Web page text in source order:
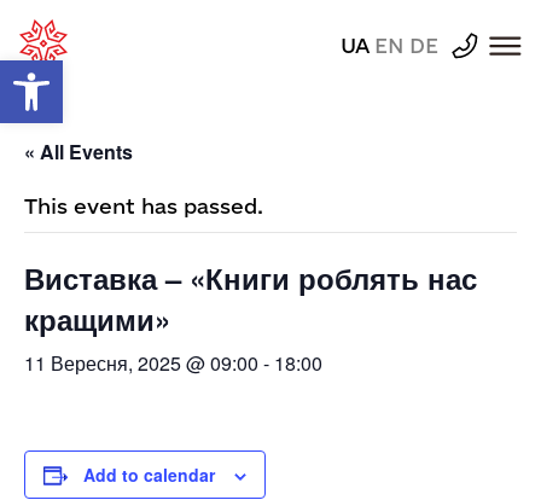
Відкрити Панель інструментів
UA EN DE
« All Events
This event has passed.
Виставка – «Книги роблять нас
кращими»
11 Вересня, 2025 @ 09:00 - 18:00
Add to calendar